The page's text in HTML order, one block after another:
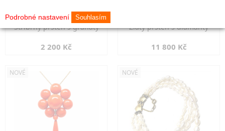
Stříbrný prsten s granáty
2 200 Kč
Zlatý prsten s diamanty
11 800 Kč
NOVÉ NOVÉ
Podrobné nastavení Souhlasím